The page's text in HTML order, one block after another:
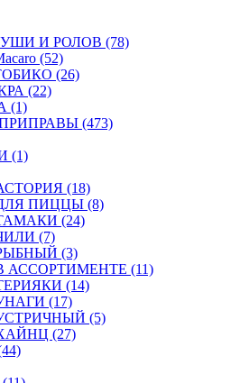
И РОЛОВ (78)
(52)
(26)
(22)
(1)
(473)
(1)
(18)
ПИЦЦЫ (8)
(24)
(7)
(3)
АССОРТИМЕНТЕ (11)
(14)
(17)
(5)
(27)